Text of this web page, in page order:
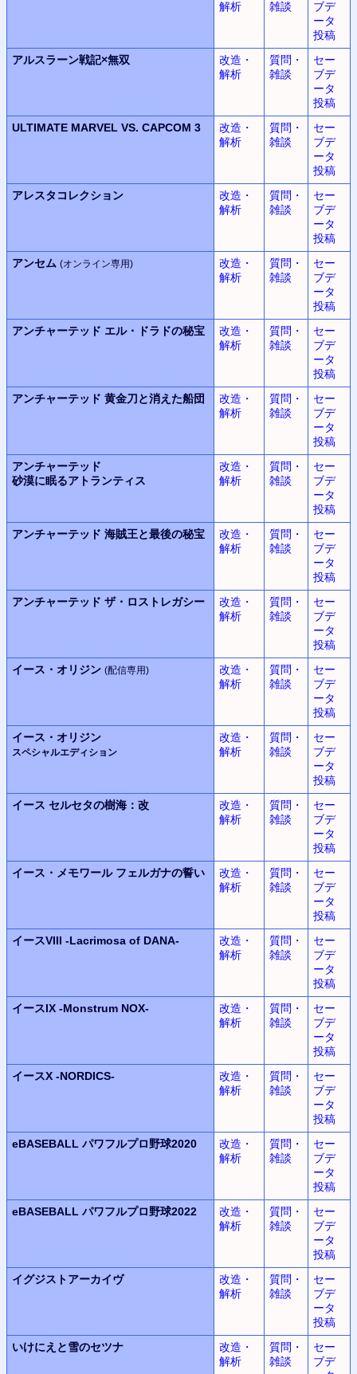
解析 雑談
ブデ
ータ
投稿
アルスラーン戦記×無双
改造・
解析
質問・
雑談
セー
ブデ
ータ
投稿
ULTIMATE MARVEL VS. CAPCOM 3
改造・
解析
質問・
雑談
セー
ブデ
ータ
投稿
アレスタコレクション
改造・
解析
質問・
雑談
セー
ブデ
ータ
投稿
アンセム (オンライン専用)
改造・
解析
質問・
雑談
セー
ブデ
ータ
投稿
アンチャーテッド エル・ドラドの秘宝
改造・
解析
質問・
雑談
セー
ブデ
ータ
投稿
アンチャーテッド 黄金刀と消えた船団
改造・
解析
質問・
雑談
セー
ブデ
ータ
投稿
アンチャーテッド
砂漠に眠るアトランティス
改造・
解析
質問・
雑談
セー
ブデ
ータ
投稿
アンチャーテッド 海賊王と最後の秘宝
改造・
解析
質問・
雑談
セー
ブデ
ータ
投稿
アンチャーテッド ザ・ロストレガシー
改造・
解析
質問・
雑談
セー
ブデ
ータ
投稿
イース・オリジン (配信専用)
改造・
解析
質問・
雑談
セー
ブデ
ータ
投稿
イース・オリジン
スペシャルエディション
改造・
解析
質問・
雑談
セー
ブデ
ータ
投稿
イース セルセタの樹海：改
改造・
解析
質問・
雑談
セー
ブデ
ータ
投稿
イース・メモワール フェルガナの誓い
改造・
解析
質問・
雑談
セー
ブデ
ータ
投稿
イースVIII -Lacrimosa of DANA-
改造・
解析
質問・
雑談
セー
ブデ
ータ
投稿
イースIX -Monstrum NOX-
改造・
解析
質問・
雑談
セー
ブデ
ータ
投稿
イースX -NORDICS-
改造・
解析
質問・
雑談
セー
ブデ
ータ
投稿
eBASEBALL パワフルプロ野球2020
改造・
解析
質問・
雑談
セー
ブデ
ータ
投稿
eBASEBALL パワフルプロ野球2022
改造・
解析
質問・
雑談
セー
ブデ
ータ
投稿
イグジストアーカイヴ
改造・
解析
質問・
雑談
セー
ブデ
ータ
投稿
いけにえと雪のセツナ
改造・
解析
質問・
雑談
セー
ブデ